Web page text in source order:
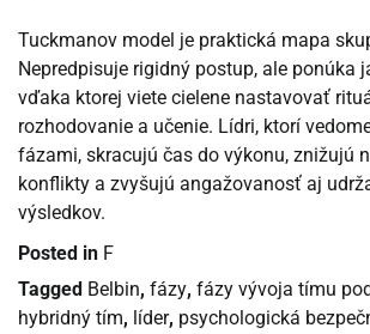
Tuckmanov model je praktická mapa
Nepredpisuje rigidný postup, ale ponúka
vďaka ktorej viete cielene nastavovať
rozhodovanie a učenie. Lídri, ktorí
fázami, skracujú čas do výkonu, znižujú
konflikty a zvyšujú angažovanosť aj
výsledkov.
Posted in F
Tagged Belbin, fázy, fázy vývoja tímu
hybridný tím, líder, psychologická